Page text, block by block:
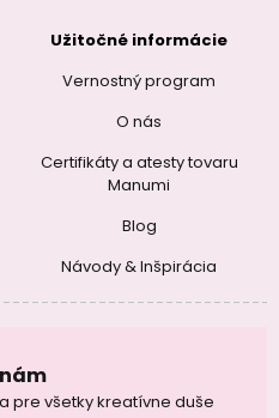
Užitočné informácie
Vernostný program
O nás
Certifikáty a atesty tovaru
Manumi
Blog
Návody & Inšpirácia
pre všetky kreatívne duše